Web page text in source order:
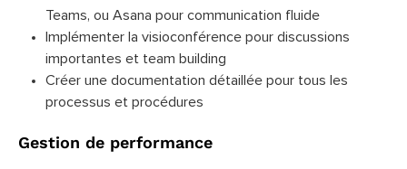
Teams, ou Asana pour communication fluide
Implémenter la visioconférence pour discussions
importantes et team building
Créer une documentation détaillée pour tous les
processus et procédures
Gestion de performance